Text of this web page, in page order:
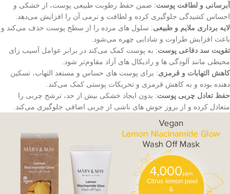
آبرسانی و لطافت پوست: ضمن حفظ رطوبت طبیعی پوست، از خشکی و
احساس کشیدگی جلوگیری کرده و لطافت و نرمی آن را افزایش می‌دهد.
لایه‌ برداری ملایم و طبیعی: سلول‌ های مرده را از سطح پوست حذف می‌کند و
باعث افزایش طراوت و شادابی چهره می‌شود.
تقویت سد دفاعی پوست: به پوست کمک می‌کند در برابر عوامل آسیب‌ زای
محیطی مانند آلودگی‌ ها و رادیکال‌ های آزاد مقاوم‌تر شود.
کاهش التهابات و قرمزی: برای پوست‌ های حساس و مستعد التهاب، تسکین‌
دهنده بوده و به کاهش قرمزی و تحریکات پوستی کمک می‌کند.
حفظ تعادل چربی پوست: بدون ایجاد خشکی بیش از حد، ترشح چربی را
متعادل کرده و از بروز جوش‌ های ناشی از چربی اضافی جلوگیری می‌کند.